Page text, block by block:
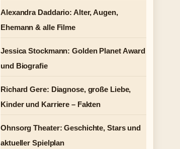
Alexandra Daddario: Alter, Augen,
Ehemann & alle Filme
Jessica Stockmann: Golden Planet Award
und Biografie
Richard Gere: Diagnose, große Liebe,
Kinder und Karriere – Fakten
Ohnsorg Theater: Geschichte, Stars und
aktueller Spielplan